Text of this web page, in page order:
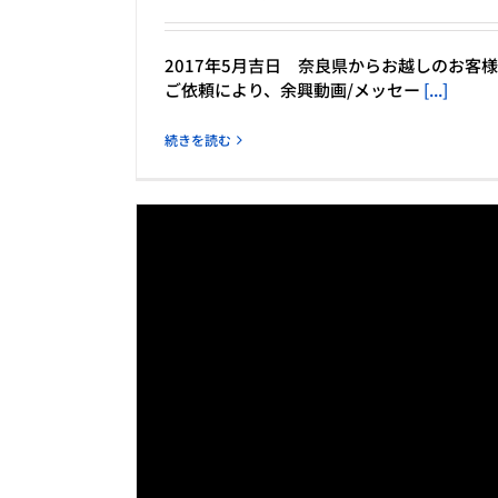
2017年5月吉日 奈良県からお越しのお客
ご依頼により、余興動画/メッセー [...]
続きを読む